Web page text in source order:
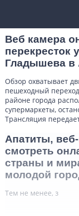
Веб камера
перекресток
Гладышева в
Обзор охватывает
пешеходный
районе города
супермаркеты,
Трансляция
Апатиты,
смотреть
страны и
молодой
Тем не менее, з